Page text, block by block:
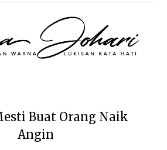
Buat Orang Naik
Angin